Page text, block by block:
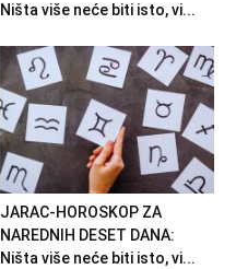
Ništa više neće biti isto, vi...
JARAC-HOROSKOP ZA
NAREDNIH DESET DANA:
Ništa više neće biti isto, vi...